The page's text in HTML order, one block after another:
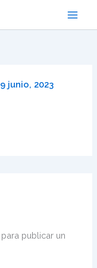
9 junio, 2023
para publicar un